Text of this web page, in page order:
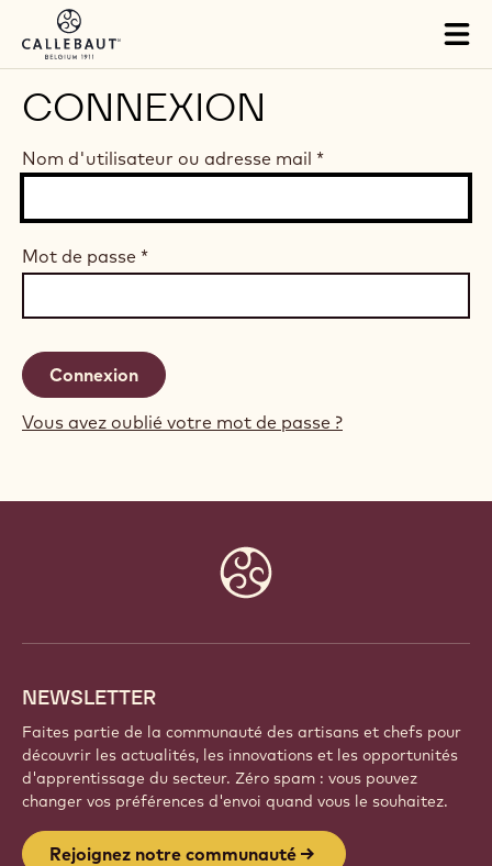
Skip to main content
CONNEXION
Nom d'utilisateur ou adresse mail *
Mot de passe *
Vous avez oublié votre mot de passe ?
NEWSLETTER
Faites partie de la communauté des artisans et chefs pour
découvrir les actualités, les innovations et les opportunités
d'apprentissage du secteur. Zéro spam : vous pouvez
changer vos préférences d'envoi quand vous le souhaitez.
Rejoignez notre communauté